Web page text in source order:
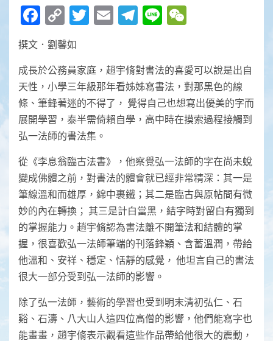
Facebook
Copy
Link
Twitter
EmailTelegram
Line
撰文．劉馨如
成長於公務員家庭，趙宇脩對書法的喜愛可以說是出自
天性，小學三年級那年看姊姊寫書法，對那黑色的線
條、筆鋒著迷的不得了， 覺得自己也想寫出優美的字而
展開學習，泰半需倚賴自學，高中時在摸索過程接觸到
弘一法師的書法集。
從《李息翁臨古法書》，他察覺弘一法師的字在尚未蛻
變成佛體之前，對書法的體會就已經非常精深：其一是
筆線溫和而雄厚，綿中裹鐵；其二是臨古與原帖間有微
妙的內在轉換； 其三是計白當黑，結字時對留白有獨到
的掌握能力。趙宇脩認為書法離不開筆法和結體的掌
握，很喜歡弘一法師筆端的刊落鋒穎、含蓄溫潤，帶給
他溫和、安祥、穩定、恬靜的感覺， 他坦言自己的書法
很大一部分受到弘一法師的影響。
除了弘一法師，藝術的學習也受到明末清初弘仁、石
谿、石濤、八大山人這四位高僧的影響，他們能寫字也
能畫畫，趙宇脩表示觀看這些作品帶給他很大的震動，